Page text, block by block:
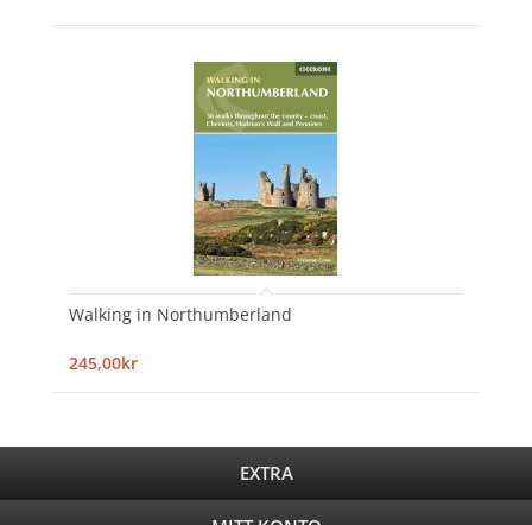
Walking in Northumberland
245,00kr
EXTRA